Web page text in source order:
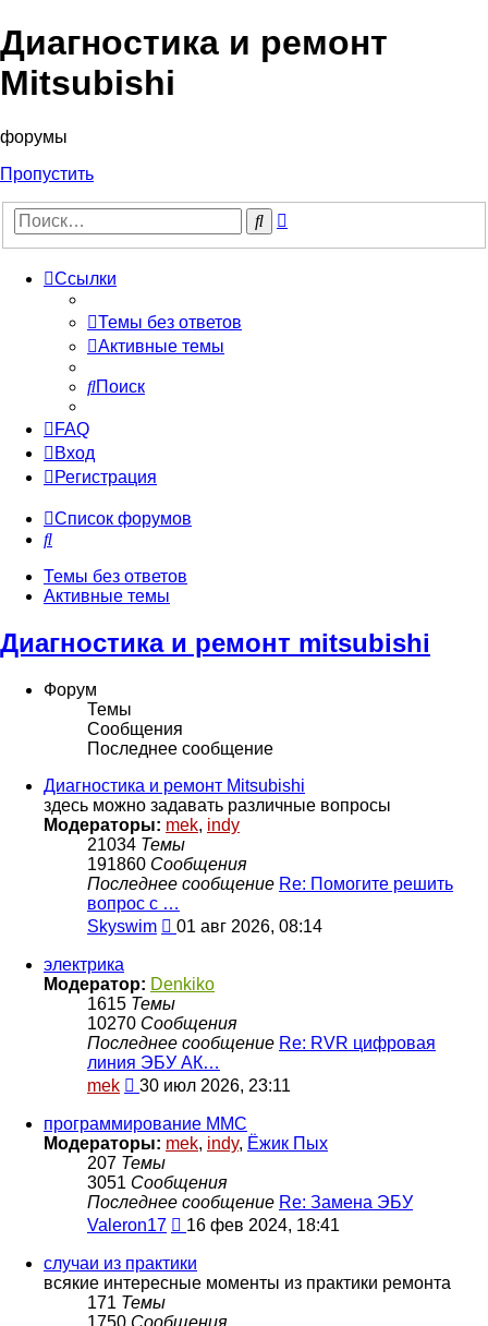
Диагностика и ремонт
Mitsubishi
форумы
Пропустить
Поиск
Ссылки
Темы без ответов
Активные темы
Поиск
FAQ
Вход
Регистрация
Список форумов
Поиск
Темы без ответов
Активные темы
Диагностика и ремонт mitsubishi
Форум
Темы
Сообщения
Последнее сообщение
Диагностика и ремонт Mitsubishi
здесь можно задавать различные вопросы
Модераторы: mek, indy
21034 Темы
191860 Сообщения
Последнее сообщение Re: Помогите решить
вопрос с …
Skyswim
Перейти
сообщению
01 авг 2026, 08:14
электрика
Модератор: Denkiko
1615 Темы
10270 Сообщения
Последнее сообщение Re: RVR цифровая
линия ЭБУ АК…
mek
Перейти
последнему
сообщению
30 июл 2026, 23:11
программирование MMC
Модераторы: mek, indy, Ёжик Пых
207 Темы
3051 Сообщения
Последнее сообщение Re: Замена ЭБУ
Valeron17
Перейти
последнему
сообщению
16 фев 2024, 18:41
случаи из практики
всякие интересные моменты из практики ремонта
171 Темы